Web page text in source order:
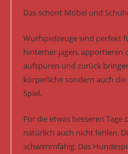
Das schont Möbel und
Wurfspielzeuge sind perfekt
hinterher jagen, apportieren
aufspüren und zurück
körperliche sondern auch
Spiel.
Für die etwas besseren Tage
natürlich auch nicht fehlen.
schwimmfähig. Das